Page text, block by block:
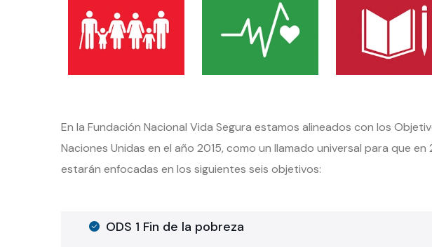
En la Fundación Nacional Vida Segura estamos alineados con los
Naciones Unidas en el año 2015, como un llamado universal para que
estarán enfocadas en los siguientes seis objetivos:
ODS 1 Fin de la pobreza